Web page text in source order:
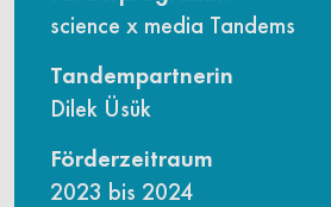
science x media Tandems
Tandempartnerin
Dilek Üsük
Förderzeitraum
2023 bis 2024